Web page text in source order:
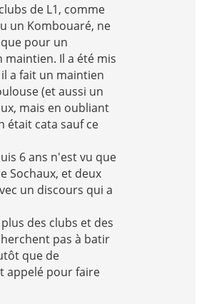
de L1, comme
un Kombouaré, ne
pour un
maintien. Il a été mis
a fait un maintien
(et aussi un
mais en oubliant
était cata sauf ce
6 ans n'est vu que
Sochaux, et deux
un discours qui a
des clubs et des
pas à batir
que de
appelé pour faire